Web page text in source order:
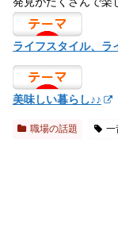
ライフスタイル、ラ
美味しい暮らし♪♪
職場の話題 一